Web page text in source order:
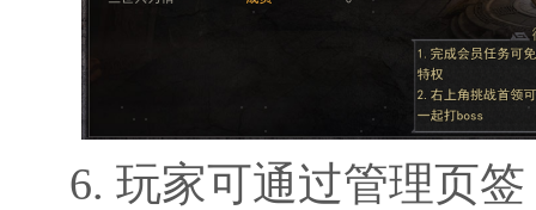
6. 玩家可通过管理页